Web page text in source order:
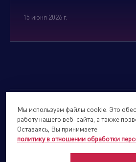
15 июня 2026 г.
© 2026Forte Holding.Все права защищены.
Политика обработки персональных данных
Сайты подразделений Холдинга
Мы используем файлы cookie. Это
работу нашего веб-сайта, а также
Оставаясь, Вы принимаете
политику в отношении обработки